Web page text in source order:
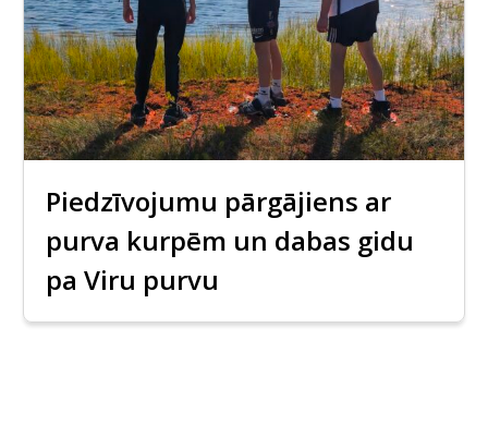
Piedzīvojumu pārgājiens ar
purva kurpēm un dabas gidu
pa Viru purvu